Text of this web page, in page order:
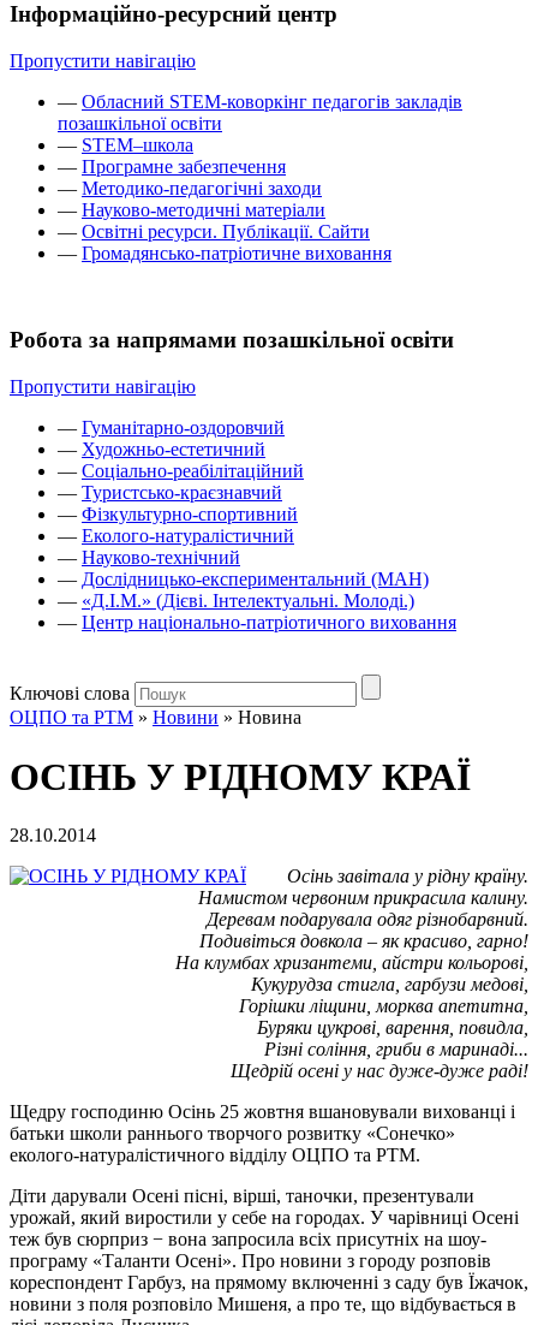
Інформаційно-ресурсний центр
Пропустити навігацію
— Обласний STEM-коворкінг педагогів закладів
позашкільної освіти
— STEM–школа
— Програмне забезпечення
— Методико-педагогічні заходи
— Науково-методичні матеріали
— Освітні ресурси. Публікації. Сайти
— Громадянсько-патріотичне виховання
Робота за напрямами позашкільної освіти
Пропустити навігацію
— Гуманітарно-оздоровчий
— Художньо-естетичний
— Соціально-реабілітаційний
— Туристсько-краєзнавчий
— Фізкультурно-спортивний
— Еколого-натуралістичний
— Науково-технічний
— Дослідницько-експериментальний (МАН)
— «Д.І.М.» (Дієві. Інтелектуальні. Молоді.)
— Центр національно-патріотичного виховання
Ключові слова
ОЦПО та РТМ » Новини » Новина
ОСІНЬ У РІДНОМУ КРАЇ
28.10.2014
Осінь завітала у рідну країну.
Намистом червоним прикрасила калину.
Деревам подарувала одяг різнобарвний.
Подивіться довкола – як красиво, гарно!
На клумбах хризантеми, айстри кольорові,
Кукурудза стигла, гарбузи медові,
Горішки ліщини, морква апетитна,
Буряки цукрові, варення, повидла,
Різні соління, гриби в маринаді...
Щедрій осені у нас дуже-дуже раді!
Щедру господиню Осінь 25 жовтня вшановували вихованці і
батьки школи раннього творчого розвитку «Сонечко»
еколого-натуралістичного відділу ОЦПО та РТМ.
Діти дарували Осені пісні, вірші, таночки, презентували
урожай, який виростили у себе на городах. У чарівниці Осені
теж був сюрприз − вона запросила всіх присутніх на шоу-
програму «Таланти Осені». Про новини з городу розповів
кореспондент Гарбуз, на прямому включенні з саду був Їжачок,
новини з поля розповіло Мишеня, а про те, що відбувається в